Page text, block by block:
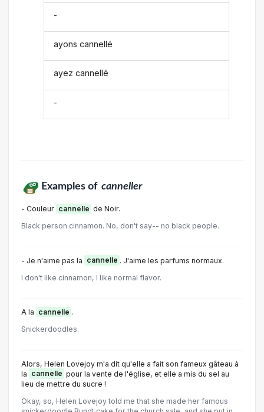
-
ayons cannellé
ayez cannellé
-
Examples of canneller
- Couleur cannelle de Noir.
Black person cinnamon. No, don't say-- no black people.
- Je n'aime pas la cannelle . J'aime les parfums normaux.
I don't like cinnamon, I like normal flavor.
A la cannelle .
Snickerdoodles.
Alors, Helen Lovejoy m'a dit qu'elle a fait son fameux gâteau à
la cannelle pour la vente de l'église, et elle a mis du sel au
lieu de mettre du sucre !
Okay, so, Helen Lovejoy told me that she made her famous